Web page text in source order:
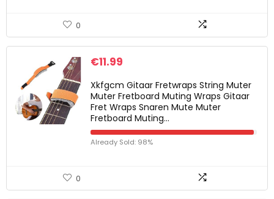
0
€11.99
Xkfgcm Gitaar Fretwraps String Muter
Muter Fretboard Muting Wraps Gitaar
Fret Wraps Snaren Mute Muter
Fretboard Muting…
Already Sold: 98%
0